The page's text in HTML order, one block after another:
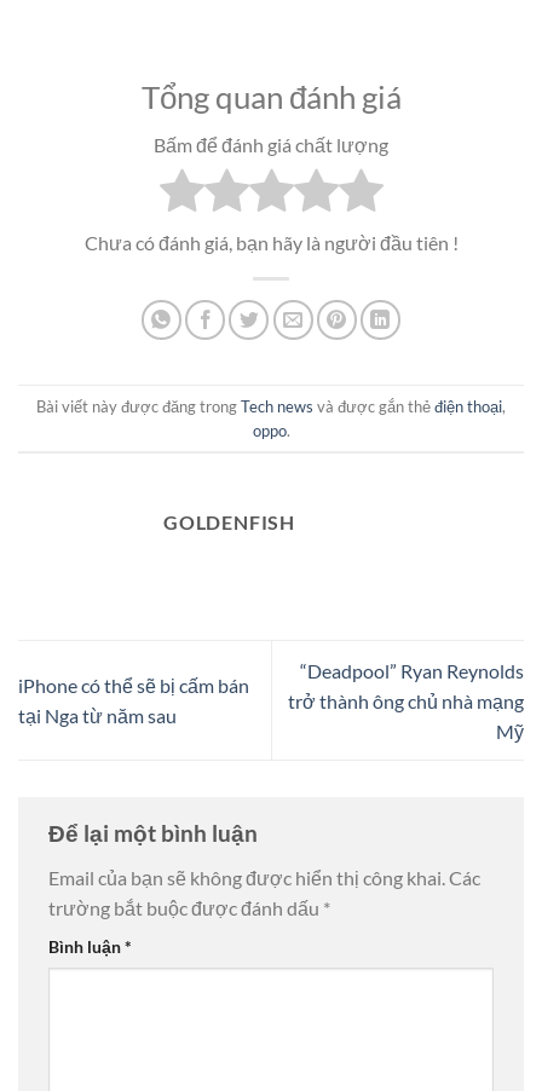
Tổng quan đánh giá
Bấm để đánh giá chất lượng
Chưa có đánh giá, bạn hãy là người đầu tiên !
Bài viết này được đăng trongTech news và được gắn thẻđiện thoại,
oppo.
GOLDENFISH
iPhone có thể sẽ bị cấm bán
tại Nga từ năm sau
“Deadpool” Ryan Reynolds
trở thành ông chủ nhà mạng
Mỹ
Để lại một bình luận
Email của bạn sẽ không được hiển thị công khai.Các
trường bắt buộc được đánh dấu *
Bình luận*